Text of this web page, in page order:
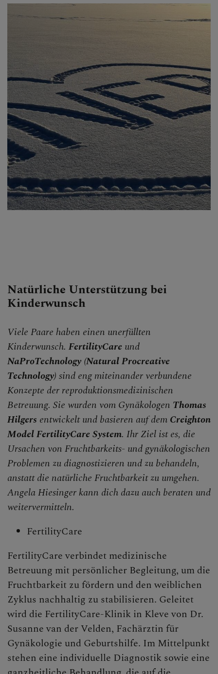
Natürliche Unterstützung bei
Kinderwunsch
Viele Paare haben einen unerfüllten
Kinderwunsch. FertilityCare und
NaProTechnology (Natural Procreative
Technology) sind eng miteinander verbundene
Konzepte der reproduktionsmedizinischen
Betreuung. Sie wurden vom Gynäkologen Thomas
Hilgers entwickelt und basieren auf dem Creighton
Model FertilityCare System. Ihr Ziel ist es, die
Ursachen von Fruchtbarkeits- und gynäkologischen
Problemen zu diagnostizieren und zu behandeln,
anstatt die natürliche Fruchtbarkeit zu umgehen.
Angela Hiesinger kann dich dazu auch beraten und
weitervermitteln.
FertilityCare
FertilityCare verbindet medizinische
Betreuung mit persönlicher Begleitung, um die
Fruchtbarkeit zu fördern und den weiblichen
Zyklus nachhaltig zu stabilisieren. Geleitet
wird die FertilityCare-Klinik in Kleve von Dr.
Susanne van der Velden, Fachärztin für
Gynäkologie und Geburtshilfe. Im Mittelpunkt
stehen eine individuelle Diagnostik sowie eine